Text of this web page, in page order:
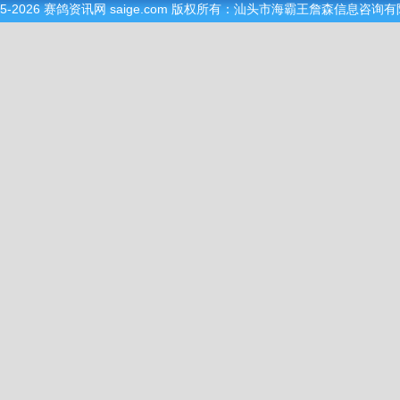
2026 赛鸽资讯网 saige.com 版权所有：汕头市海霸王詹森信息咨询有